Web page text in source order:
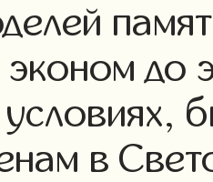
эконом до
в